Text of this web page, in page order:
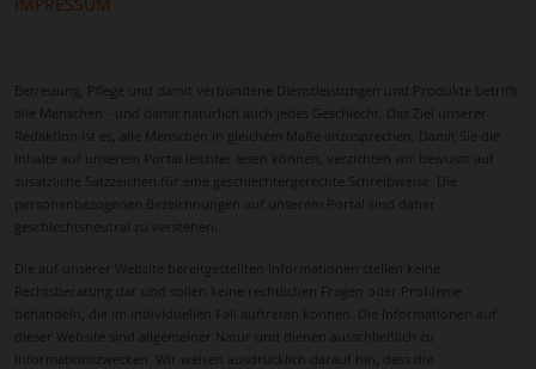
Betreuung, Pflege und damit verbundene Dienstleistungen und Produkte betrifft
alle Menschen - und damit natürlich auch jedes Geschlecht. Das Ziel unserer
Redaktion ist es, alle Menschen in gleichem Maße anzusprechen. Damit Sie die
Inhalte auf unserem Portal leichter lesen können, verzichten wir bewusst auf
zusätzliche Satzzeichen für eine geschlechtergerechte Schreibweise. Die
personenbezogenen Bezeichnungen auf unserem Portal sind daher
geschlechtsneutral zu verstehen.
Die auf unserer Website bereitgestellten Informationen stellen keine
Rechtsberatung dar und sollen keine rechtlichen Fragen oder Probleme
behandeln, die im individuellen Fall auftreten können. Die Informationen auf
dieser Website sind allgemeiner Natur und dienen ausschließlich zu
Informationszwecken. Wir weisen ausdrücklich darauf hin, dass die